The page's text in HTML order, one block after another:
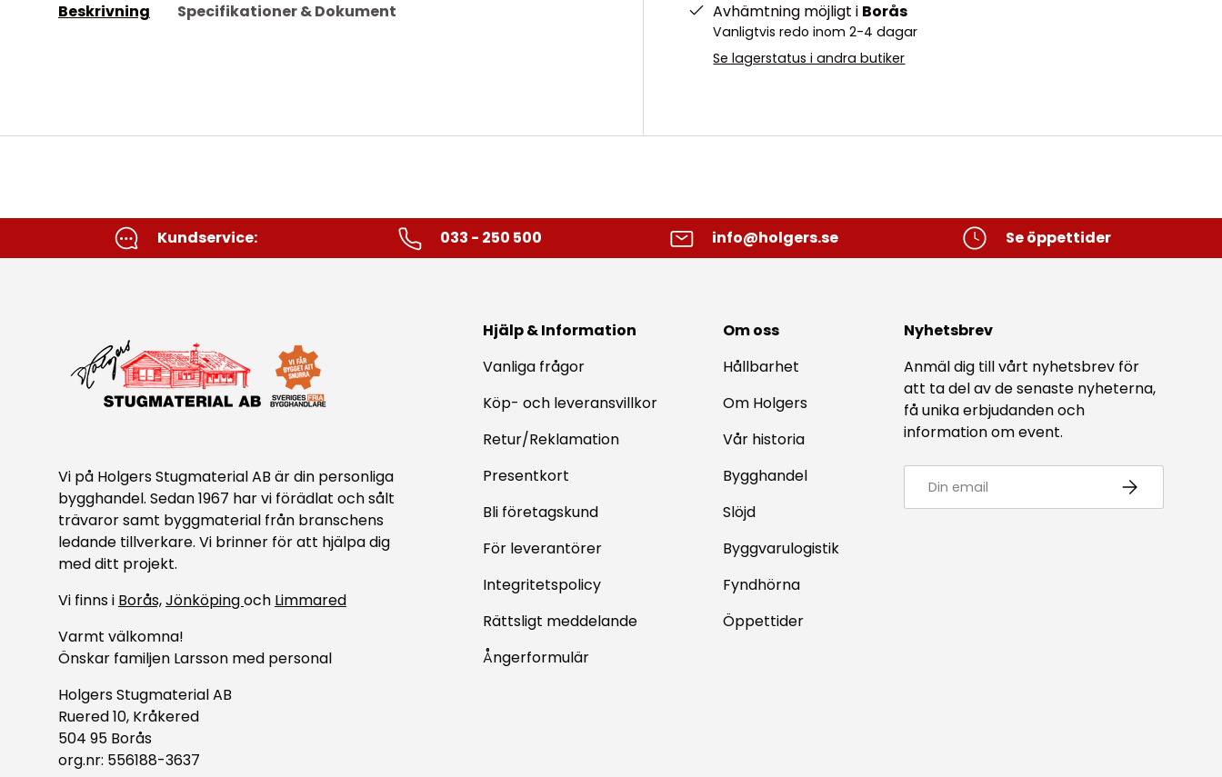
Avhämtning möjligt i Borås
Vanligtvis redo inom 2-4 dagar
Se lagerstatus i andra butiker
Beskrivning Specifikationer & Dokument
Kundservice: 033 - 250 500 info@holgers.se Se öppettider
Vi på Holgers Stugmaterial AB är din personliga
bygghandel. Sedan 1967 har vi förädlat och sålt
trävaror samt byggmaterial från branschens
ledande tillverkare. Vi brinner för att hjälpa dig
med ditt projekt.
Vi finns i Borås,Jönköpingoch Limmared
Varmt välkomna!
Önskar familjen Larsson med personal
Holgers Stugmaterial AB
Ruered 10, Kråkered
504 95 Borås
org.nr: 556188-3637
Hjälp & Information
Vanliga frågor
Köp- och leveransvillkor
Retur/Reklamation
Presentkort
Bli företagskund
För leverantörer
Integritetspolicy
Rättsligt meddelande
Ångerformulär
Om oss
Hållbarhet
Om Holgers
Vår historia
Bygghandel
Slöjd
Byggvarulogistik
Fyndhörna
Öppettider
Nyhetsbrev
Anmäl dig till vårt nyhetsbrev för
att ta del av de senaste nyheterna,
få unika erbjudanden och
information om event.
Prenumerera